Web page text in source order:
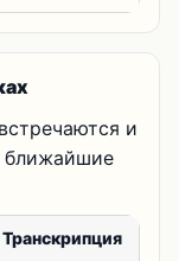
и
ближайшие
Транскрипция